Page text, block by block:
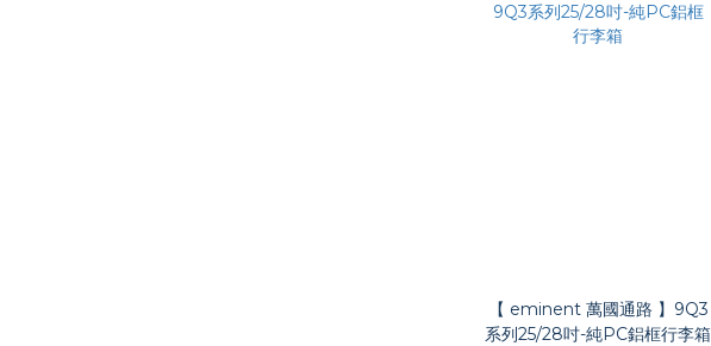
【 eminent 萬國通路 】9Q3
系列25/28吋-純PC鋁框行李箱